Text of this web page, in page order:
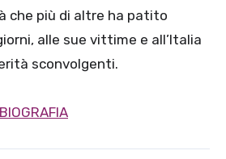
che più di altre ha patito
alle sue vittime e all’Italia
sconvolgenti.